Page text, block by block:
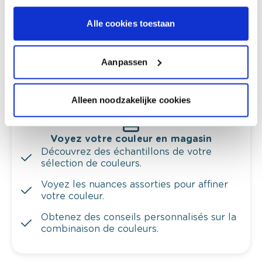
Alle cookies toestaan
Aanpassen
Alleen noodzakelijke cookies
en couleur.
Obtenez un conseil couleur en fonction de
Obtenez un contrôle technologique de vos
Voyez votre couleur en magasin
Découvrez des échantillons de votre
sélection de couleurs.
Voyez les nuances assorties pour affiner
votre couleur.
Obtenez des conseils personnalisés sur la
combinaison de couleurs.